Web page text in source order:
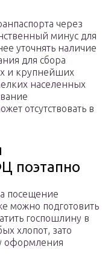
через
минус для
уточнять наличие
для сбора
и крупнейших
населенных
отсутствовать в
поэтапно
посещение
можно подготовить
госпошлину в
хлопот, зато
оформления